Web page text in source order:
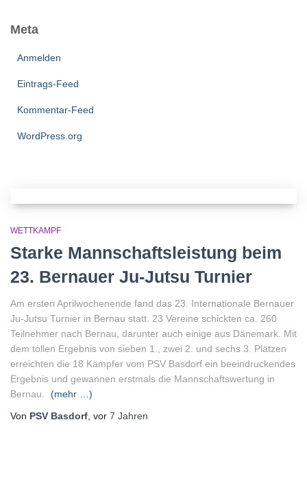
Meta
Anmelden
Eintrags-Feed
Kommentar-Feed
WordPress.org
WETTKAMPF
Starke Mannschaftsleistung beim
23. Bernauer Ju-Jutsu Turnier
Am ersten Aprilwochenende fand das 23. Internationale Bernauer
Ju-Jutsu Turnier in Bernau statt. 23 Vereine schickten ca. 260
Teilnehmer nach Bernau, darunter auch einige aus Dänemark. Mit
dem tollen Ergebnis von sieben 1., zwei 2. und sechs 3. Plätzen
erreichten die 18 Kämpfer vom PSV Basdorf ein beeindruckendes
Ergebnis und gewannen erstmals die Mannschaftswertung in
Bernau.
(mehr …)
Von PSV Basdorf , vor 7 Jahren